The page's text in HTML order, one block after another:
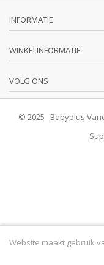
INFORMATIE
WINKELINFORMATIE
VOLG ONS
© 2025 Babyplus
Website maakt gebruik